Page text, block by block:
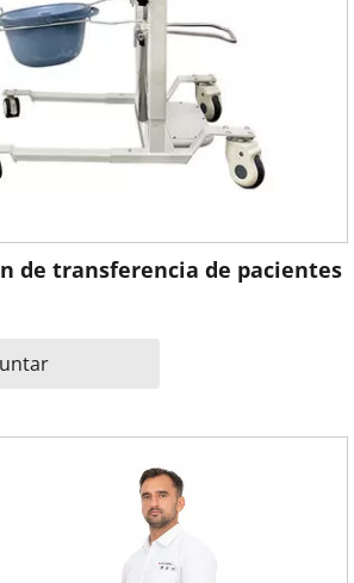
de transferencia de pacientes